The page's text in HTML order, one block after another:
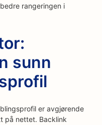
rangeringen i
sunn
er avgjørende
på nettet. Backlink